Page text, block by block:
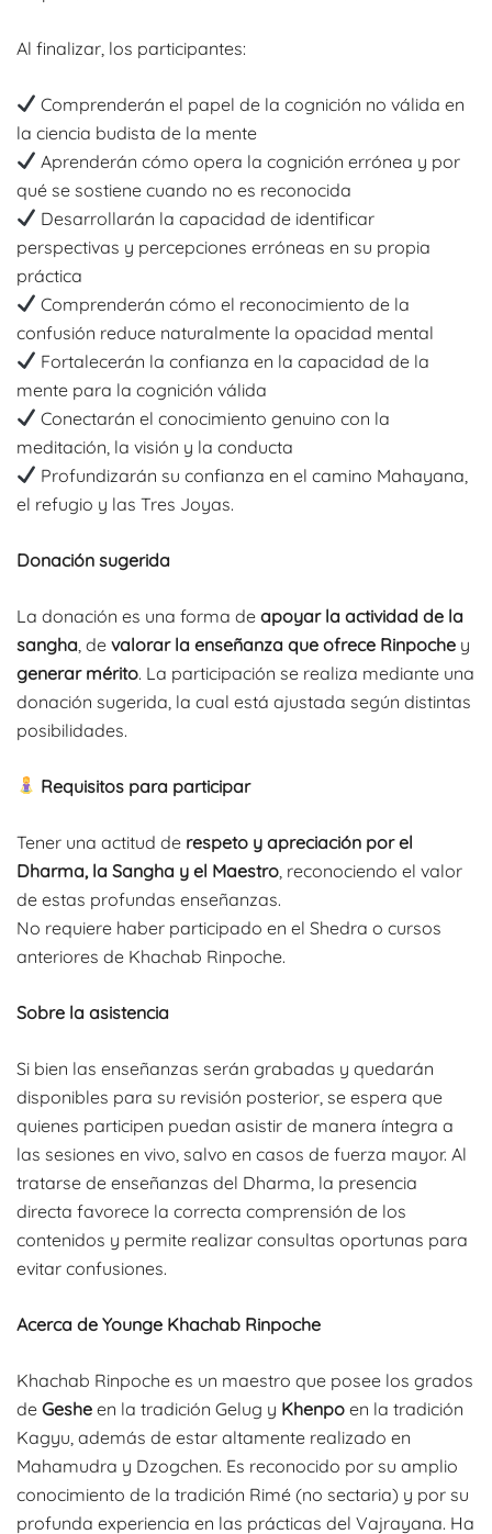
Al finalizar, los participantes:
Comprenderán el papel de la cognición no válida en
la ciencia budista de la mente
Aprenderán cómo opera la cognición errónea y por
qué se sostiene cuando no es reconocida
Desarrollarán la capacidad de identificar
perspectivas y percepciones erróneas en su propia
práctica
Comprenderán cómo el reconocimiento de la
confusión reduce naturalmente la opacidad mental
Fortalecerán la confianza en la capacidad de la
mente para la cognición válida
Conectarán el conocimiento genuino con la
meditación, la visión y la conducta
Profundizarán su confianza en el camino Mahayana,
el refugio y las Tres Joyas.
Donación sugerida
La donación es una forma de apoyar la actividad de la
sangha , de valorar la enseñanza que ofrece Rinpoche y
generar mérito. La participación se realiza mediante una
donación sugerida, la cual está ajustada según distintas
posibilidades.
Requisitos para participar
Tener una actitud de respeto y apreciación por el
Dharma, la Sangha y el Maestro , reconociendo el valor
de estas profundas enseñanzas.
No requiere haber participado en el Shedra o cursos
anteriores de Khachab Rinpoche.
Sobre la asistencia
Si bien las enseñanzas serán grabadas y quedarán
disponibles para su revisión posterior, se espera que
quienes participen puedan asistir de manera íntegra a
las sesiones en vivo, salvo en casos de fuerza mayor. Al
tratarse de enseñanzas del Dharma, la presencia
directa favorece la correcta comprensión de los
contenidos y permite realizar consultas oportunas para
evitar confusiones.
Acerca de Younge Khachab Rinpoche
Khachab Rinpoche es un maestro que posee los grados
de Geshe en la tradición Gelug y Khenpo en la tradición
Kagyu, además de estar altamente realizado en
Mahamudra y Dzogchen. Es reconocido por su amplio
conocimiento de la tradición Rimé (no sectaria) y por su
profunda experiencia en las prácticas del Vajrayana. Ha